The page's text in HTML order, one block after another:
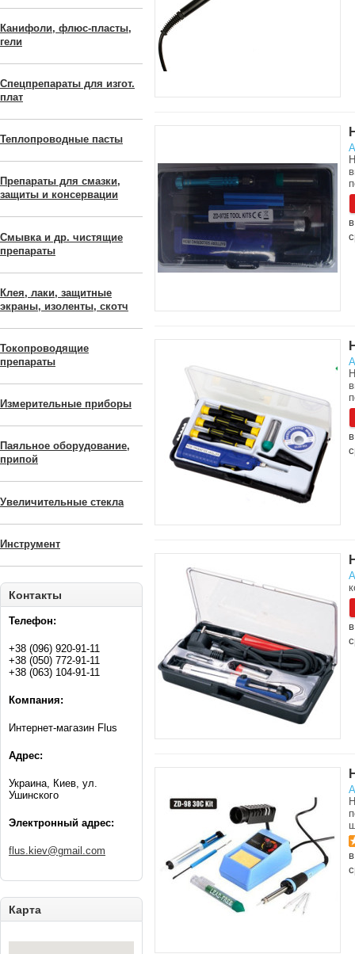
Канифоли, флюс-пласты,
гели
Спецпрепараты для изгот.
плат
Теплопроводные пасты
Препараты для смазки,
защиты и консервации
Смывка и др. чистящие
препараты
Клея, лаки, защитные
экраны, изоленты, скотч
Токопроводящие
препараты
Измерительные приборы
Паяльное оборудование,
припой
Увеличительные стекла
Инструмент
Контакты
Телефон:
+38 (096) 920-91-11
+38 (050) 772-91-11
+38 (063) 104-91-11
Компания:
Интернет-магазин Flus
Адрес:
Украина, Киев, ул.
Ушинского
Электронный адрес:
flus.kiev@gmail.com
Карта